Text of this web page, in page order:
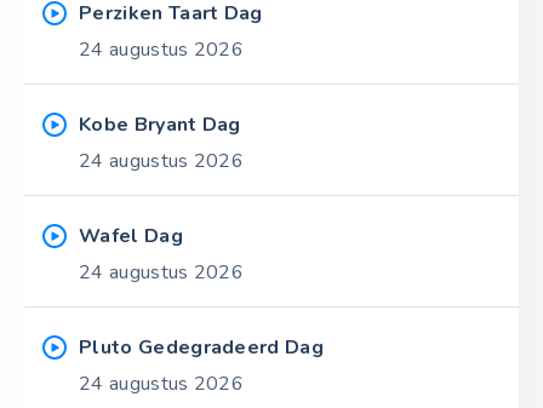
Perziken Taart Dag
24 augustus 2026
Kobe Bryant Dag
24 augustus 2026
Wafel Dag
24 augustus 2026
Pluto Gedegradeerd Dag
24 augustus 2026